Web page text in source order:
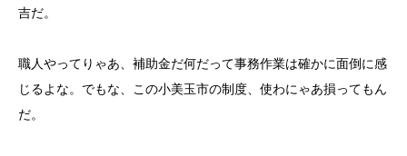
吉だ。
職人やってりゃあ、補助金だ何だって事務作業は確かに面倒に感
じるよな。でもな、この小美玉市の制度、使わにゃあ損ってもん
だ。